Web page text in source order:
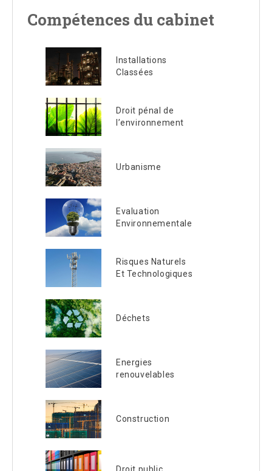
Compétences du cabinet
Installations
Classées
Droit pénal de
l’environnement
Urbanisme
Evaluation
Environnementale
Risques Naturels
Et Technologiques
Déchets
Energies
renouvelables
Construction